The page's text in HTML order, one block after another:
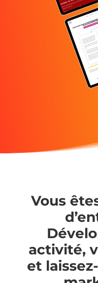
Vous
activité,
et